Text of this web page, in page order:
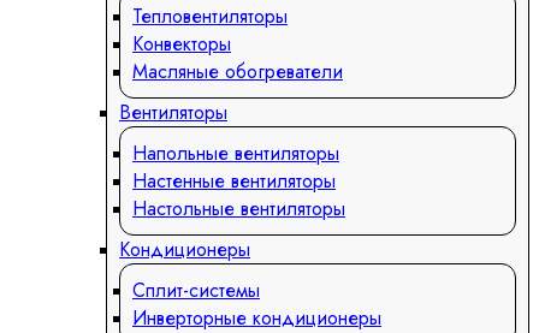
Тепловентиляторы
Конвекторы
Масляные обогреватели
Вентиляторы
Напольные вентиляторы
Настенные вентиляторы
Настольные вентиляторы
Кондиционеры
Сплит-системы
Инверторные кондиционеры